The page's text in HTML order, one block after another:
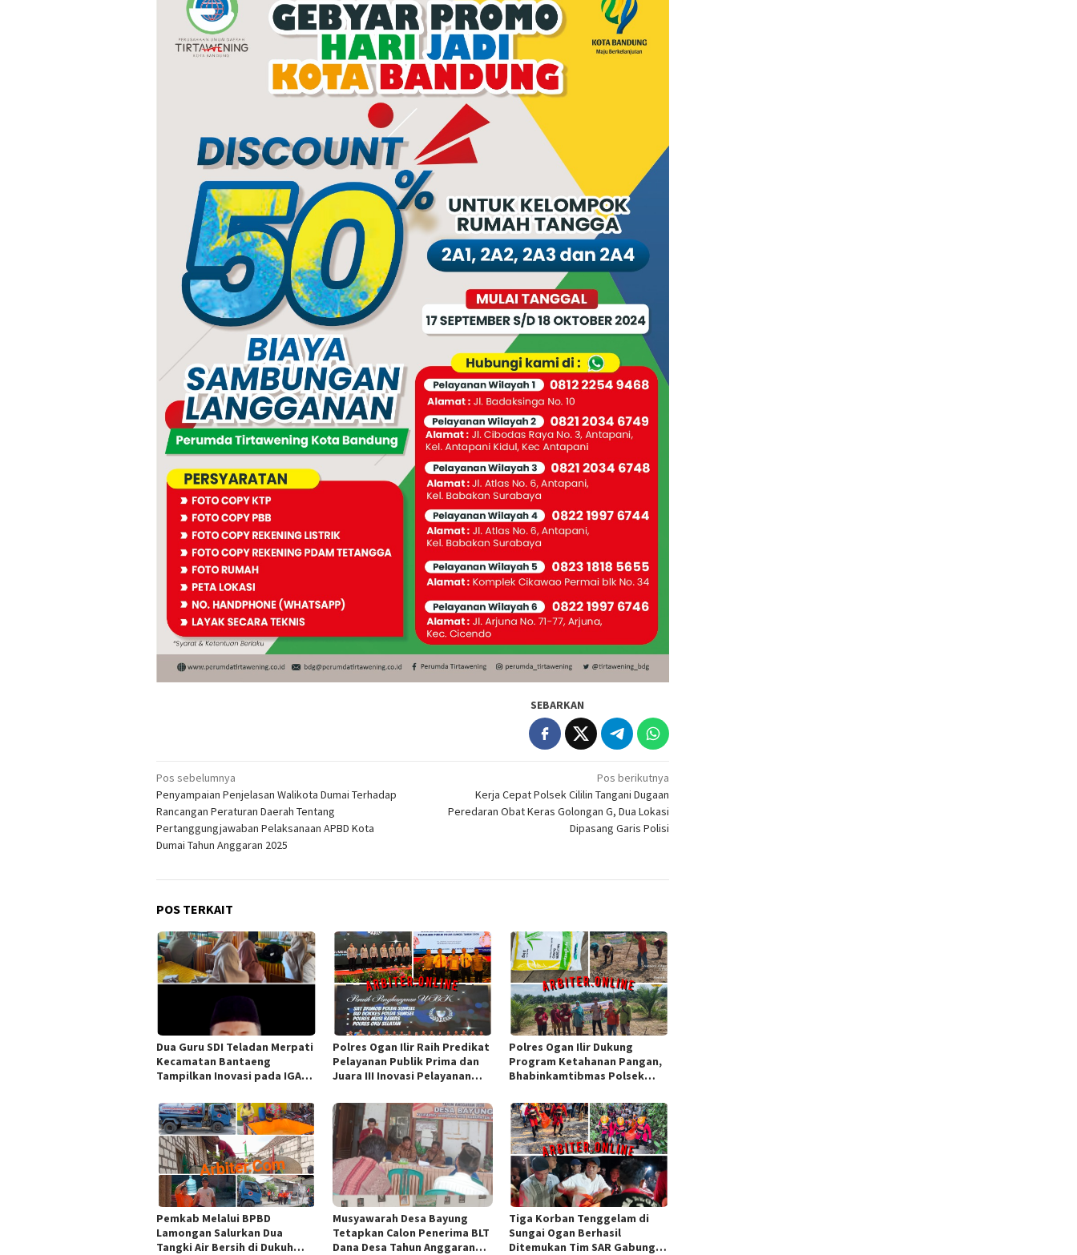
SEBARKAN
Navigasi
pos
Pos sebelumnya
Penyampaian Penjelasan Walikota Dumai Terhadap
Rancangan Peraturan Daerah Tentang
Pertanggungjawaban Pelaksanaan APBD Kota
Dumai Tahun Anggaran 2025
Pos berikutnya
Kerja Cepat Polsek Cililin Tangani Dugaan
Peredaran Obat Keras Golongan G, Dua Lokasi
Dipasang Garis Polisi
POS TERKAIT
Dua Guru SDI Teladan Merpati
Kecamatan Bantaeng
Tampilkan Inovasi pada IGA
Sulawesi
Polres Ogan Ilir Raih Predikat
Pelayanan Publik Prima dan
Juara III Inovasi Pelayanan
Polres Ogan Ilir Dukung
Program Ketahanan Pangan,
Bhabinkamtibmas Polsek
Jagung Pipil di Desa Sungai
Rambutan
Pemkab Melalui BPBD
Lamongan Salurkan Dua
Tangki Air Bersih di Dukuh
Musyawarah Desa Bayung
Tetapkan Calon Penerima BLT
Dana Desa Tahun Anggaran
Tiga Korban Tenggelam di
Sungai Ogan Berhasil
Ditemukan Tim SAR Gabungan